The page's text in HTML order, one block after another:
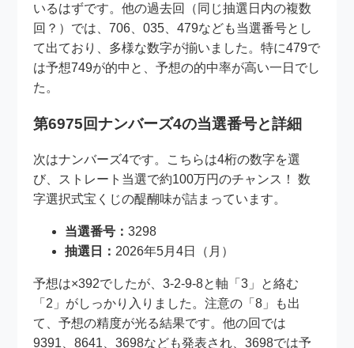
いるはずです。他の過去回（同じ抽選日内の複数
回？）では、706、035、479なども当選番号とし
て出ており、多様な数字が揃いました。特に479で
は予想749が的中と、予想の的中率が高い一日でし
た。
第6975回ナンバーズ4の当選番号と詳細
次はナンバーズ4です。こちらは4桁の数字を選
び、ストレート当選で約100万円のチャンス！ 数
字選択式宝くじの醍醐味が詰まっています。
当選番号：3298
抽選日： 2026年5月4日（月）
予想は×392でしたが、3-2-9-8と軸「3」と絡む
「2」がしっかり入りました。注意の「8」も出
て、予想の精度が光る結果です。他の回では
9391、8641、3698なども発表され、3698では予